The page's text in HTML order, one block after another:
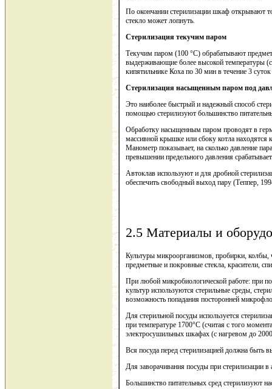
По окончании стерилизации шкаф открывают
стекло может лопнуть.
Стерилизация текучим паром
Текучим паром (100 °С) обрабатывают
выдерживающие более высокой температуры
кипятильнике Коха по 30 мин в течение 3
Стерилизация насыщенным паром под
Это наиболее быстрый и надежный способ
помощью стерилизуют большинство
Обработку насыщенным паром проводят в
массивной крышке или сбоку котла находятся
Манометр показывает, на сколько давление
превышении предельного давления
Автоклав используют и для дробной
обеспечить свободный выход пару (Теппер,
2.5 Материалы и
Культуры микроорганизмов, пробирки,
предметные и покровные стекла, красители,
При любой микробиологической работе: при
культур используются стерильные среды,
возможность попадания посторонней
Для стерильной посуды используется
при температуре 1700°С (считая с того
электросушильных шкафах (с нагревом до
Вся посуда перед стерилизацией должна быть
Для заворачивания посуды при стерилизации
Большинство питательных сред стерилизуют